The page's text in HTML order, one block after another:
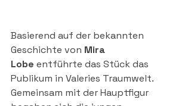
Basierend auf der bekannten
Geschichte von Mira
Lobe entführte das Stück das
Publikum in Valeries Traumwelt.
Gemeinsam mit der Hauptfigur